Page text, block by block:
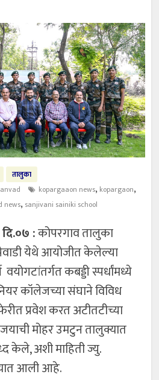
तालुका
kopargaaon news, kopargaon,
news, sanjivani sainiki school
दि.०७ :कोपरगाव तालुका
येथे आयोजीत केलेल्या
कबड्डी स्पर्धांमध्ये
कॉलेजच्या संघाने विविध
प्रवेश करत अटीतटीच्या
मोहर उमटुन तालुक्यात
केले, अशी माहिती ज्यु.
आली आहे.